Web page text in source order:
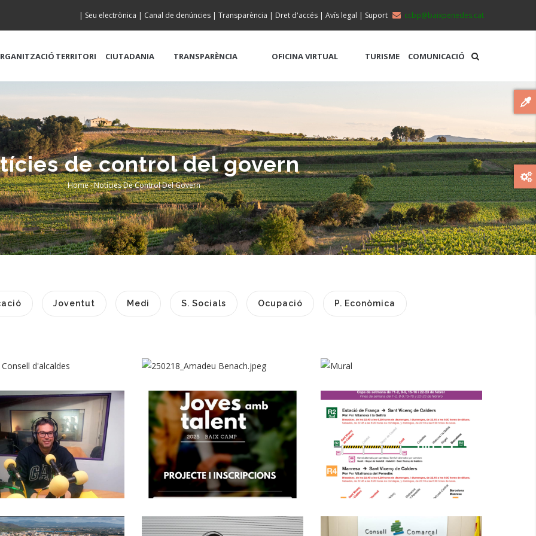
ccbp@baixpenedes.cat
| Seu electrònica | Canal de denúncies | Transparència | Dret d'accés | Avís legal | Suport
TERRITORI CIUTADANIA TRANSPARÈNCIA OFICINA VIRTUAL TURISME COMUNICACIÓ
de control del govern
Breadcrumb
Home-Notícies De Control Del Govern
Joventut Medi S. Socials Ocupació P. Econòmica
Reunió Del
Sra. Carolina
Homar Cruz
S. socials
D'ERC AL CONSELL
COMARCAL
Altres
Èxit Del Taller
"Beating
Gènere I La
Comunitat
Joventut
JOSÉ MANUEL
CABADA.
CONSELLER DE
MOBILITAT AL
CONSELL
COMARCAL
El Programa
"Joves Amb
Talent" Engega
Una Nova Edició.
Joventut
Modificació Del
Servei Per Obres
A Sant Vicenç De
Calders
Altres
El Consell
Del Baix
CHRISTIAN
El Consell
Comarcal Del Baix